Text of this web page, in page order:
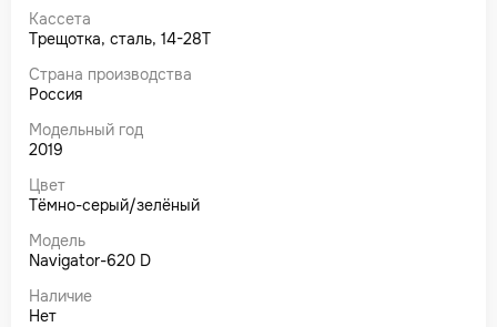
Кассета
Трещотка, сталь, 14-28Т
Страна производства
Россия
Модельный год
2019
Цвет
Тёмно-серый/зелёный
Модель
Navigator-620 D
Наличие
Нет